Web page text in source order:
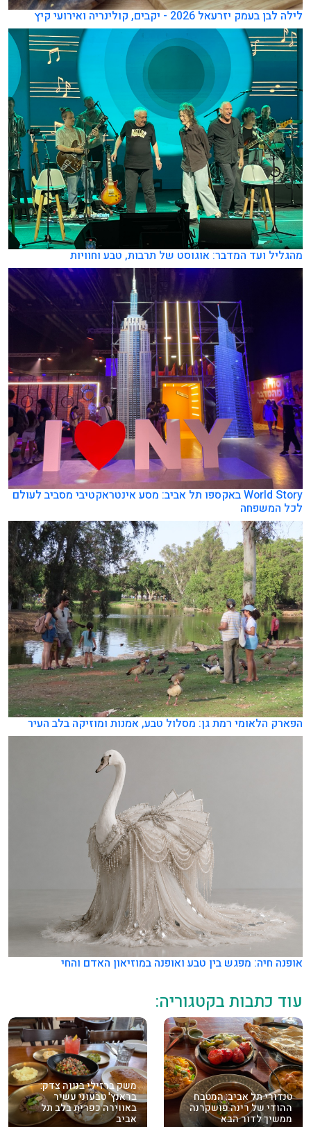
לילה לבן בעמק יזרעאל 2026 - יקבים, קולינריה ואירועי קיץ
מהגליל ועד המדבר: אוגוסט של תרבות, טבע וחוויות
World Story באקספו תל אביב: מסע אינטראקטיבי מסביב לעולם
לכל המשפחה
הפארק הלאומי רמת גן: מסלול טבע, אמנות ומוזיקה בלב העיר
אופנה חיה: מפגש בין טבע ואופנה במוזיאון האדם והחי
עוד כתבות בקטגוריה:
טנדורי תל אביב: המטבח
ההודי של רינה פושקרנה
ממשיך לדור הבא
משק ברזילי בנווה צדק:
בראנץ' טבעוני עשיר
באווירה כפרית בלב תל
אביב